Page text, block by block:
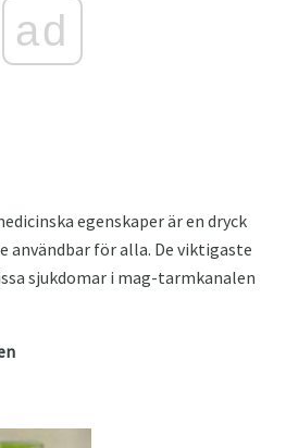
ad
egenskaper är en dryck
användbar för alla. De viktigaste
sjukdomar i mag-tarmkanalen